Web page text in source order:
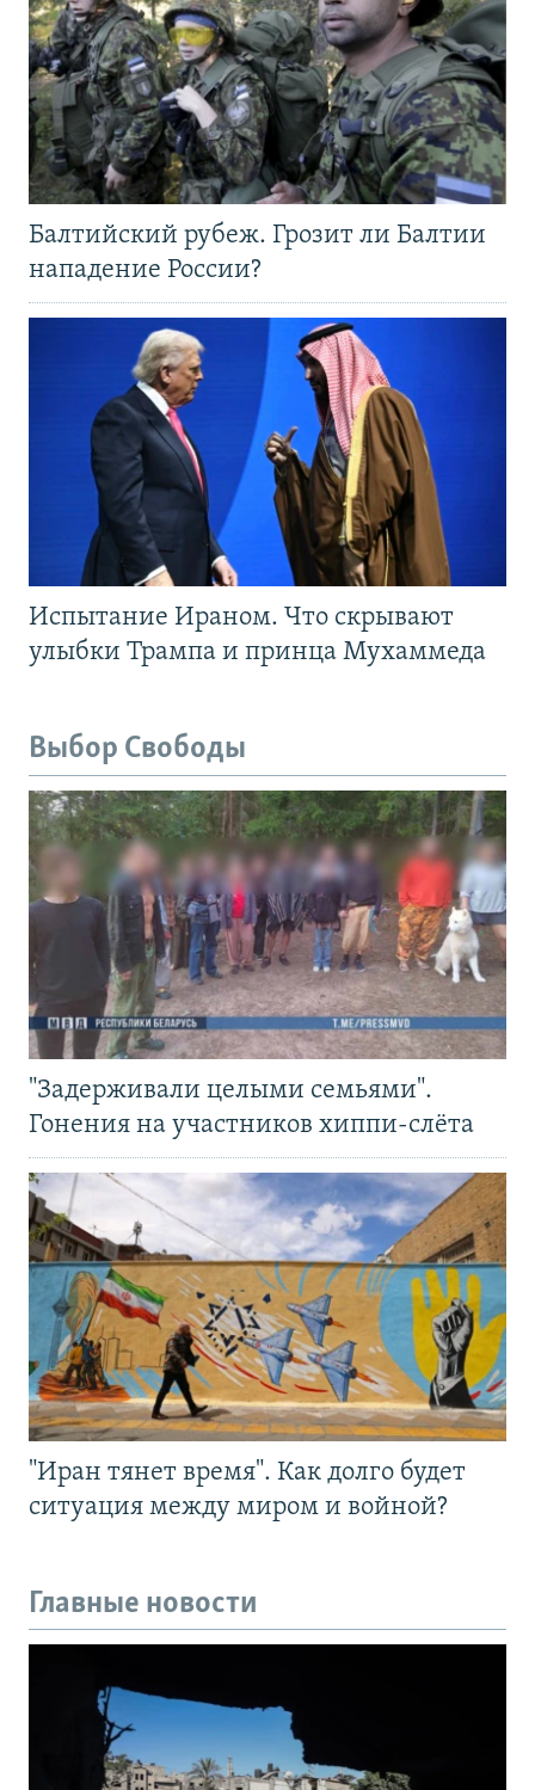
Балтийский рубеж. Грозит ли Балтии
нападение России?
Испытание Ираном. Что скрывают
улыбки Трампа и принца Мухаммеда
Выбор Свободы
"Задерживали целыми семьями".
Гонения на участников хиппи-слёта
"Иран тянет время". Как долго будет
ситуация между миром и войной?
Главные новости